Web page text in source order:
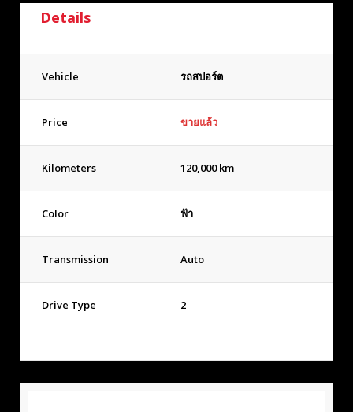
Details
Vehicle รถสปอร์ต
Price ขายแล้ว
Kilometers 120,000 km
Color ฟ้า
Transmission Auto
Drive Type 2